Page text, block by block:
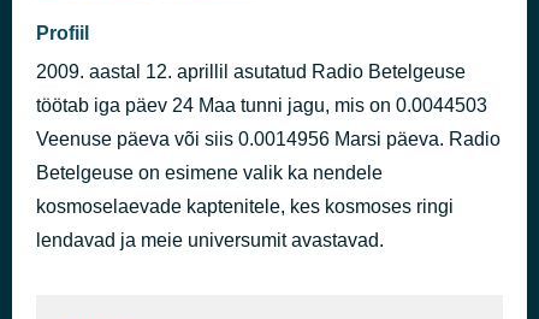
Glow
Sniper Mode
Black Sands
MoVoX
1 päeva eest
Profiil
2009. aastal 12. aprillil asutatud Radio Betelgeuse
töötab iga päev 24 Maa tunni jagu, mis on 0.0044503
Veenuse päeva või siis 0.0014956 Marsi päeva. Radio
Betelgeuse on esimene valik ka nendele
kosmoselaevade kaptenitele, kes kosmoses ringi
lendavad ja meie universumit avastavad.